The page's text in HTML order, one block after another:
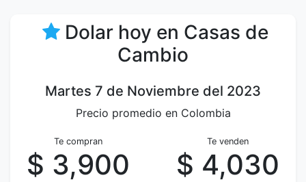
Dolar hoy en Casas de
Cambio
Martes 7 de Noviembre del 2023
Precio promedio en Colombia
Te compran
$ 3,900
Te venden
$ 4,030